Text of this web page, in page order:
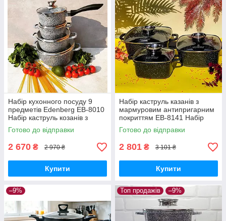
Набір кухонного посуду 9
предметів Edenberg EB-8010
Набір каструль козанів з
гранітним антипригарним
покриттям
Готово до відправки
2 670 ₴ 2 970 ₴
Купити
Набір каструль казанів з
мармуровим антипригарним
покриттям ЕВ-8141 Набір
кухонного посуду 6 предметів
Чорний
Готово до відправки
2 801 ₴ 3 101 ₴
Купити
–9% Топ продажів –9%